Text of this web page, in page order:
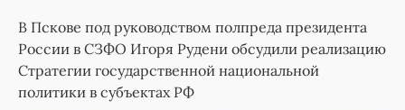
В Пскове под руководством полпреда президента
России в СЗФО Игоря Рудени обсудили реализацию
Стратегии государственной национальной
политики в субъектах РФ